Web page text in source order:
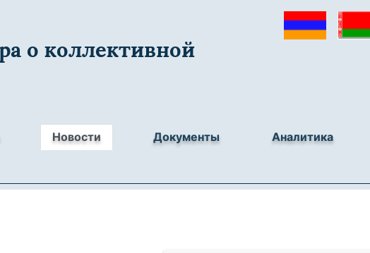
о коллективной
Новости Документы Аналитика